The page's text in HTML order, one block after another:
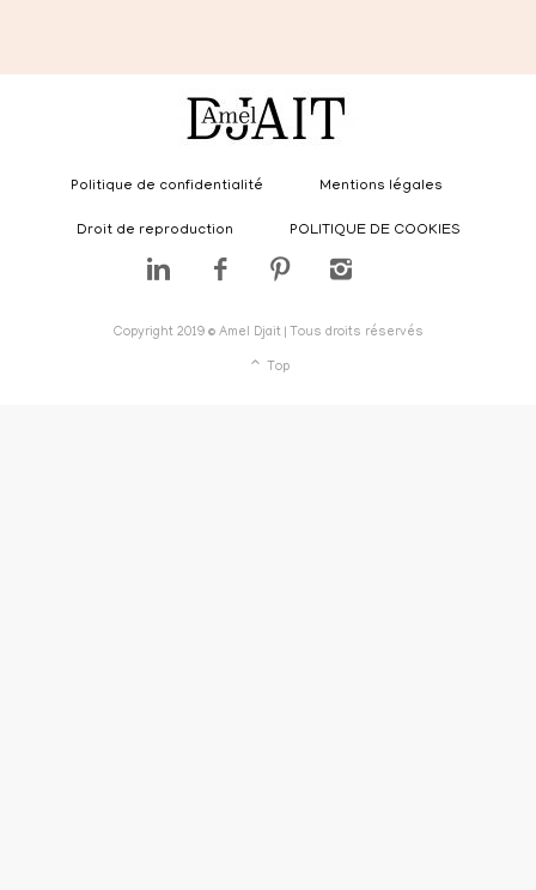
Politique de confidentialité Mentions légales
Droit de reproduction POLITIQUE DE COOKIES
Copyright 2019 © Amel Djait | Tous droits réservés
Top